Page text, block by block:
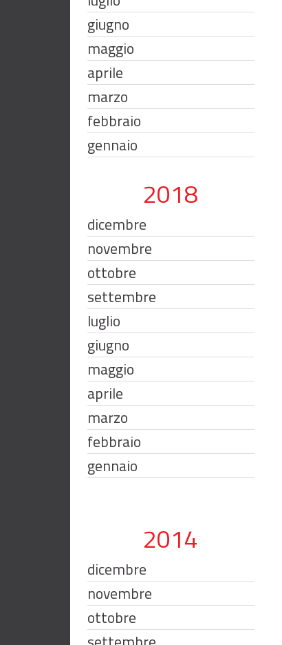
giugno
maggio
aprile
marzo
febbraio
gennaio
2018
dicembre
novembre
ottobre
settembre
luglio
giugno
maggio
aprile
marzo
febbraio
gennaio
2014
dicembre
novembre
ottobre